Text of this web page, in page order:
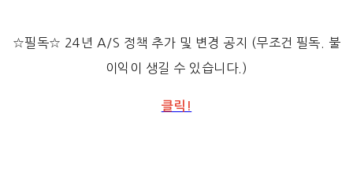
☆필독☆ 24년 A/S 정책 추가 및 변경 공지 (무조건 필독. 불
이익이 생길 수 있습니다.)
클릭!